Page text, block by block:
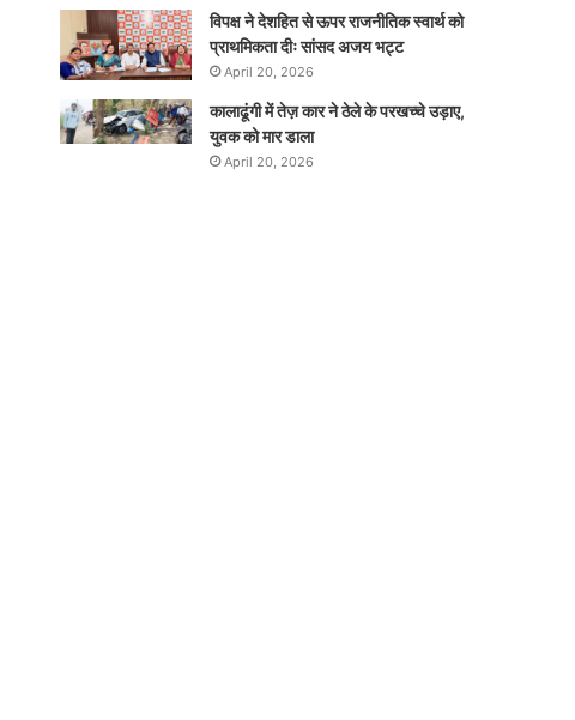
विपक्ष ने देशहित से ऊपर राजनीतिक स्वार्थ को
प्राथमिकता दीः सांसद अजय भट्ट
April 20, 2026
कालाढूंगी में तेज़ कार ने ठेले के परखच्चे उड़ाए,
युवक को मार डाला
April 20, 2026